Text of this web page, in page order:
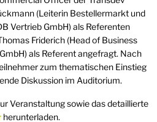
(Leiterin Bestellermarkt und
Vertrieb GmbH) als Referenten
Friderich (Head of Business
als Referent angefragt. Nach
zum thematischen Einstieg
Diskussion im Auditorium.
Veranstaltung sowie das detaillierte
herunterladen.